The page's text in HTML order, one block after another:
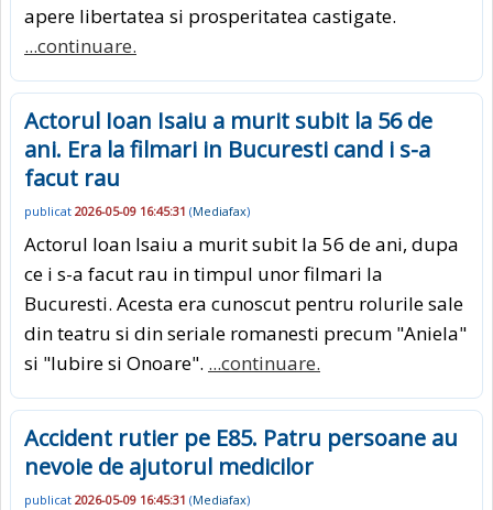
apere libertatea si prosperitatea castigate.
...continuare.
Actorul Ioan Isaiu a murit subit la 56 de
ani. Era la filmari in Bucuresti cand i s-a
facut rau
publicat 2026-05-09 16:45:31 (Mediafax)
Actorul Ioan Isaiu a murit subit la 56 de ani, dupa
ce i s-a facut rau in timpul unor filmari la
Bucuresti. Acesta era cunoscut pentru rolurile sale
din teatru si din seriale romanesti precum "Aniela"
si "Iubire si Onoare". ...continuare.
Accident rutier pe E85. Patru persoane au
nevoie de ajutorul medicilor
publicat 2026-05-09 16:45:31 (Mediafax)